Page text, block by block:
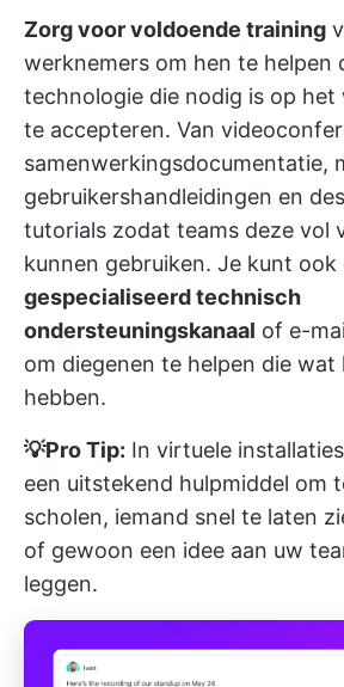
Zorg voor voldoende training
werknemers om hen te helpen
technologie die nodig is op het
te accepteren. Van
samenwerkingsdocumentatie,
gebruikershandleidingen en
tutorials zodat teams deze vol
kunnen gebruiken. Je kunt ook
gespecialiseerd technisch
ondersteuningskanaal of e-
om diegenen te helpen die wat
hebben.
💡Pro Tip: In virtuele
een uitstekend hulpmiddel om
scholen, iemand snel te laten
of gewoon een idee aan uw
leggen.